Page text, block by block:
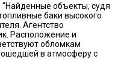
"Найденные объекты, судя
баки высокого
Агентство
Расположение и
обломкам
в атмосферу с